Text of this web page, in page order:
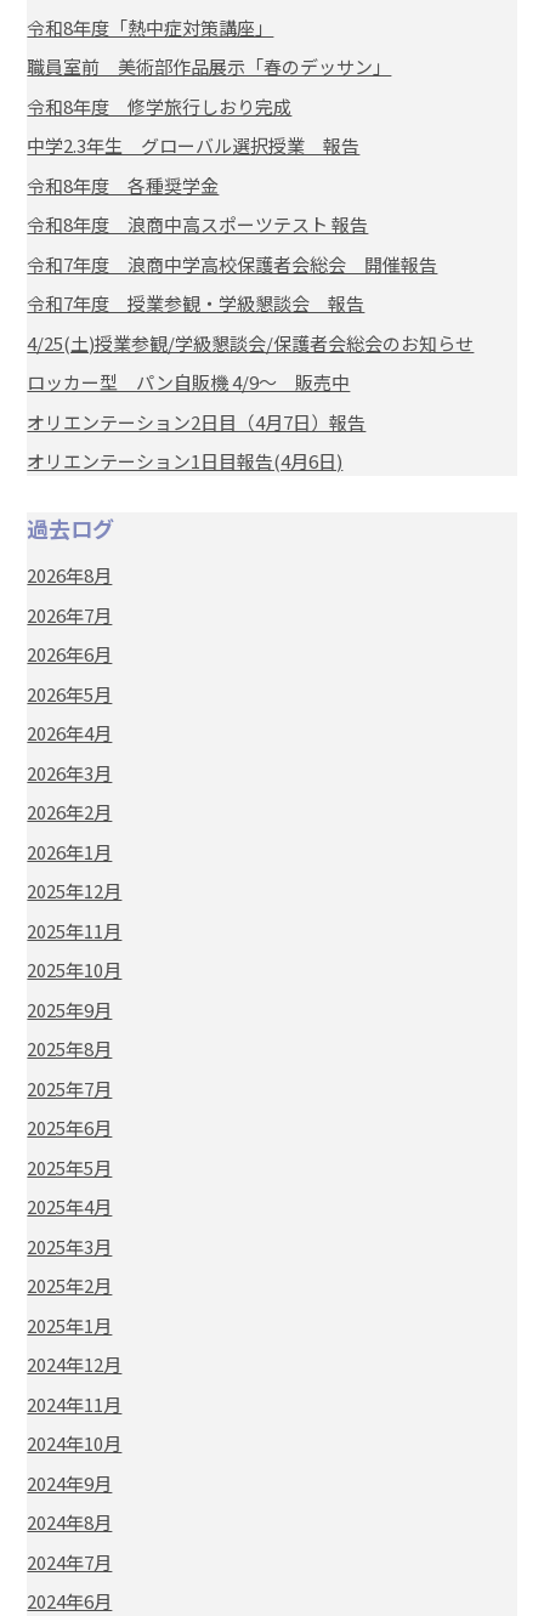
令和8年度「熱中症対策講座」
職員室前 美術部作品展示「春のデッサン」
令和8年度 修学旅行しおり完成
中学2.3年生 グローバル選択授業 報告
令和8年度 各種奨学金
令和8年度 浪商中高スポーツテスト 報告
令和7年度 浪商中学高校保護者会総会 開催報告
令和7年度 授業参観・学級懇談会 報告
4/25(土)授業参観/学級懇談会/保護者会総会のお知らせ
ロッカー型 パン自販機 4/9～ 販売中
オリエンテーション2日目（4月7日）報告
オリエンテーション1日目報告(4月6日)
過去ログ
2026年8月
2026年7月
2026年6月
2026年5月
2026年4月
2026年3月
2026年2月
2026年1月
2025年12月
2025年11月
2025年10月
2025年9月
2025年8月
2025年7月
2025年6月
2025年5月
2025年4月
2025年3月
2025年2月
2025年1月
2024年12月
2024年11月
2024年10月
2024年9月
2024年8月
2024年7月
2024年6月